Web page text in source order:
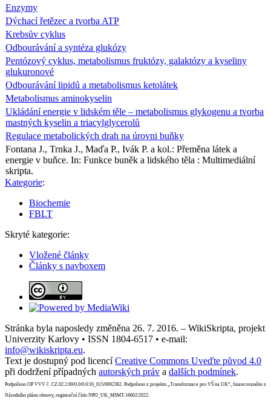
Enzymy
Dýchací řetězec a tvorba ATP
Krebsův cyklus
Odbourávání a syntéza glukózy
Pentózový cyklus, metabolismus fruktózy, galaktózy a kyseliny
glukuronové
Odbourávání lipidů a metabolismus ketolátek
Metabolismus aminokyselin
Ukládání energie v lidském těle – metabolismus glykogenu a tvorba
mastných kyselin a triacylglycerolů
Regulace metabolických drah na úrovni buňky
Fontana J., Trnka J., Maďa P., Ivák P. a kol.: Přeměna látek a
energie v buňce. In: Funkce buněk a lidského těla : Multimediální
skripta.
Kategorie:
Biochemie
FBLT
Skryté kategorie:
Vložené články
Články s navboxem
Stránka byla naposledy změněna 26. 7. 2016. – WikiSkripta, projekt
Univerzity Karlovy • ISSN 1804-6517 • e-mail:
info@wikiskripta.eu.
Text je dostupný pod licencíCreative Commons Uveďte původ 4.0
při dodržení případných autorských práv a dalších podmínek.
Podpořeno OP VVV č. CZ.02.2.69/0.0/0.0/16_015/0002362. Podpořeno z projektu „Transformace pro VŠ na UK“, financovaného z
Národního plánu obnovy, registrační číslo NPO_UK_MSMT-16602/2022.